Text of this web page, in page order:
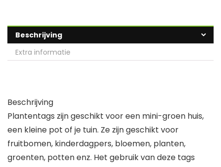
Beschrijving
Extra informatie
Beschrijving
Plantentags zijn geschikt voor een mini-groen huis,
een kleine pot of je tuin. Ze zijn geschikt voor
fruitbomen, kinderdagpers, bloemen, planten,
groenten, potten enz. Het gebruik van deze tags